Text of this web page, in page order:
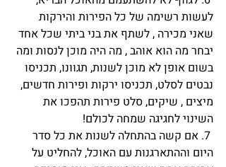
לעשות רשימה של כל הפירות והירקות
שאני מכירה , לשתף את בני ביתי שכל אחד
יבחר מה הוא אוהב , מה היה מוכן לנסות ומה
בשום אופן לא מוכן לשנות, תגוונו, תכניסו
נבטים לסלט, תכניסו ירקות ופירות חדשים,
מיצים , שיקים, סלט פירות תהפכו את
השינוי לחגיגה שמחה לכולם!
7. אם קשה בהתחלה לשנות את כל סדר
היום וההתארגנות עם האוכל, להחליט על